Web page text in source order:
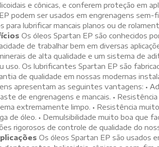
e cônicas, e conferem proteção em
podem ser usados em engrenagens sem-
para lubrificar mancais planos ou de
Os óleos Spartan EP são conhecidos
de trabalhar bem em diversas
de alta qualidade e um sistema de
uso. Os lubrificantes Spartan EP são
de qualidade em nossas modernas
apresentam as seguintes vantagens: •
de engrenagens e mancais. •
extremamente limpo. • Resistência muito
de óleo. • Demulsibilidade muito boa que
rigorosos de controle de qualidade do
Os óleos Spartan EP são usados